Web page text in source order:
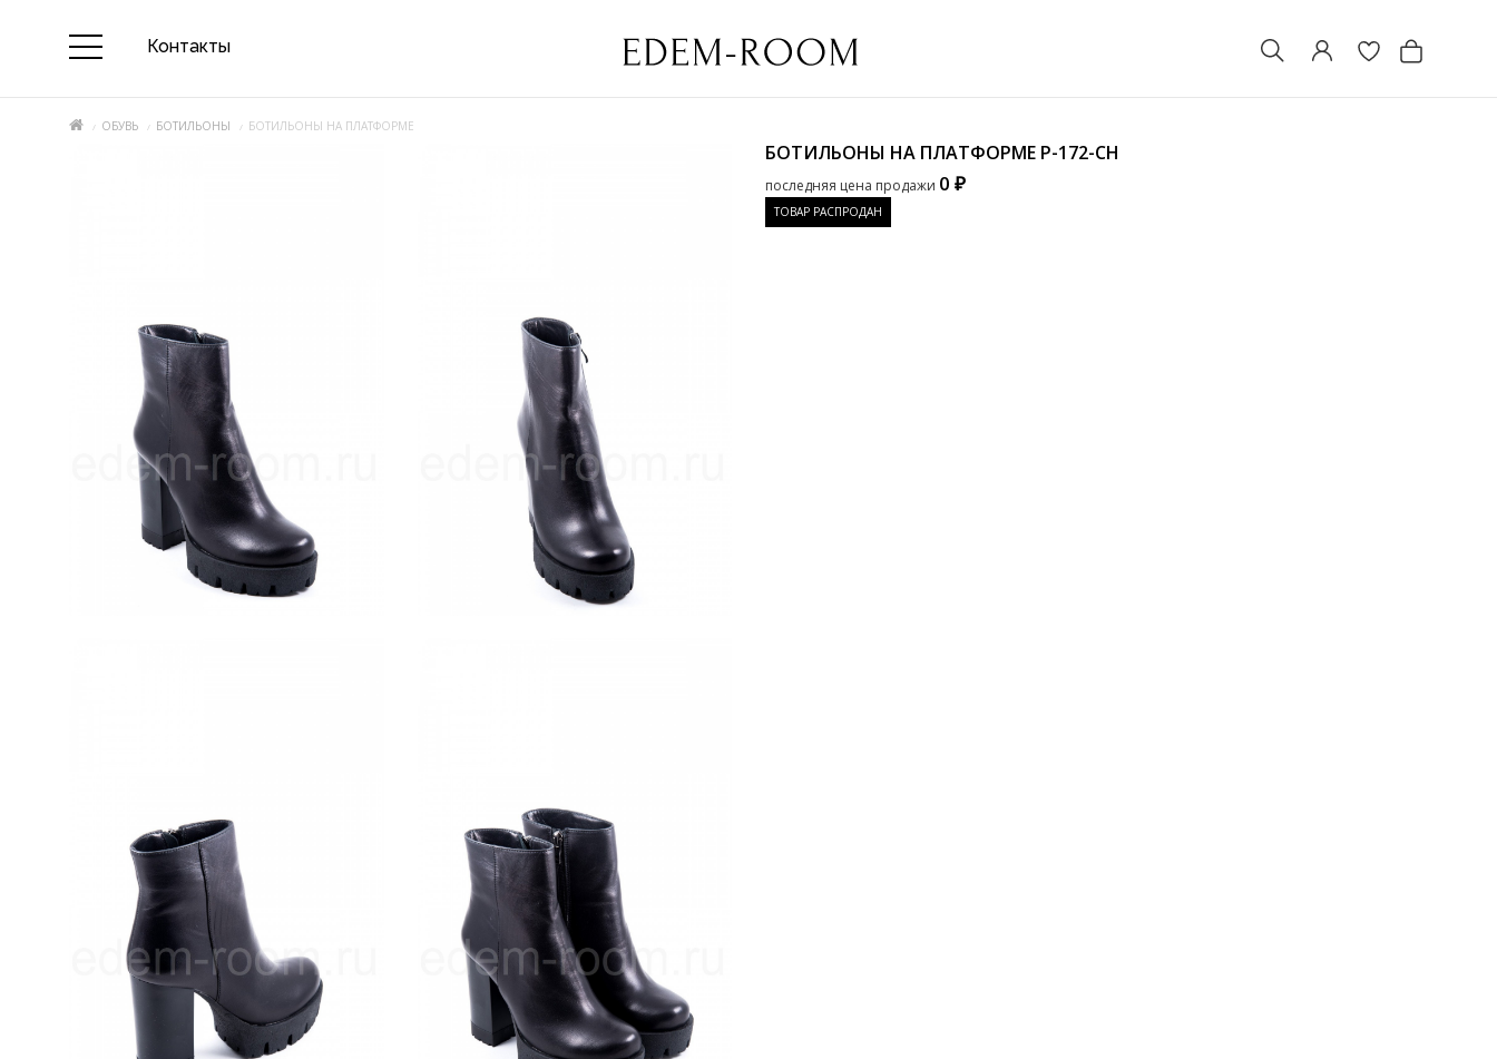
Контакты
ОБУВЬ БОТИЛЬОНЫ БОТИЛЬОНЫ НА ПЛАТФОРМЕ
БОТИЛЬОНЫ НА ПЛАТФОРМЕ P-172-CH
последняя цена продажи 0 ₽
ТОВАР РАСПРОДАН